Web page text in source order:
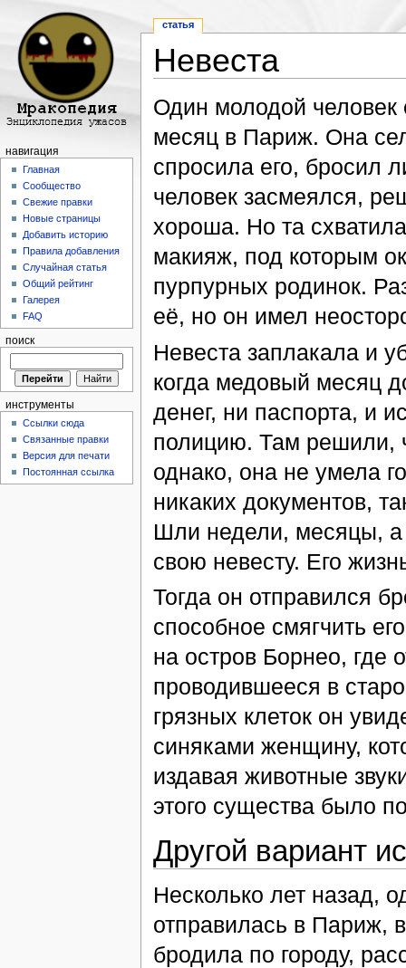
Невеста
Один молодой человек
месяц в Париж. Она
спросила его, бросил
человек засмеялся,
хороша. Но та
макияж, под которым
пурпурных родинок.
её, но он имел
Невеста заплакала и
когда медовый месяц
денег, ни паспорта, и
полицию. Там решили,
однако, она не умела
никаких документов,
Шли недели, месяцы, а
свою невесту. Его
Тогда он отправился
способное смягчить
на остров Борнео, где
проводившееся в
грязных клеток он
синяками женщину,
издавая животные
этого существа было
Другой вариант
Несколько лет назад,
отправилась в Париж,
бродила по городу,
статья
навигация
Главная
Сообщество
Свежие правки
Новые страницы
Добавить историю
Правила добавления
Случайная статья
Общий рейтинг
Галерея
FAQ
поиск
инструменты
Ссылки сюда
Связанные правки
Версия для печати
Постоянная ссылка